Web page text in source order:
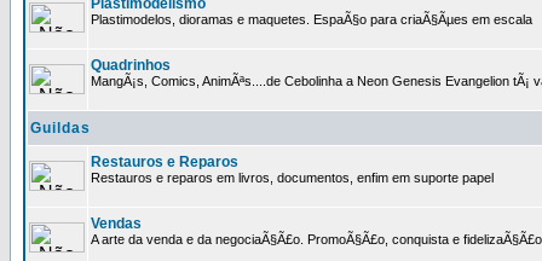
Plastimodelismo
Plastimodelos, dioramas e maquetes. EspaÃ§o para criaÃ§Ãµes em escala
Quadrinhos
MangÃ¡s, Comics, AnimÃªs....de Cebolinha a Neon Genesis Evangelion tÃ¡
Guildas
Restauros e Reparos
Restauros e reparos em livros, documentos, enfim em suporte papel
Vendas
A arte da venda e da negociaÃ§Ã£o. PromoÃ§Ã£o, conquista e